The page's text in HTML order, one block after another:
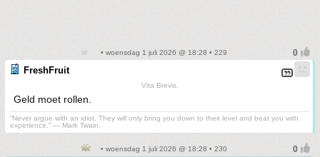
• woensdag 1 juli 2026 @ 18:28 • 229
FreshFruit
Vita Brevis.
Geld moet rollen.
“Never argue with an idiot. They will only bring you down to their level and beat you with
experience.” ― Mark Twain.
• woensdag 1 juli 2026 @ 18:28 • 230